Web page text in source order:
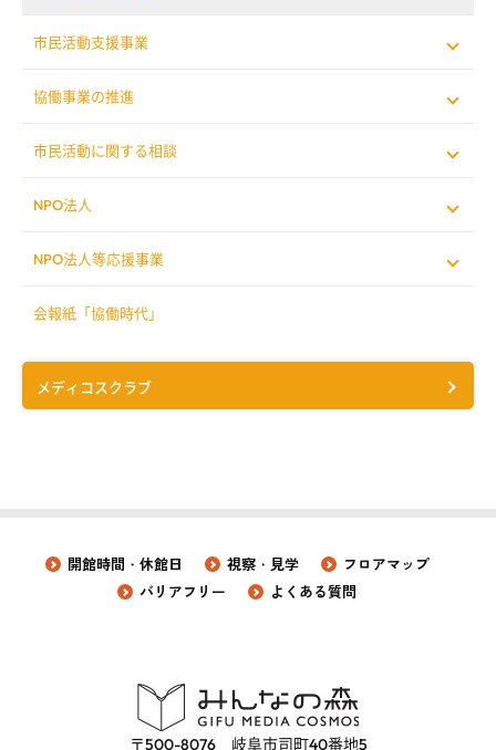
市民活動支援事業
協働事業の推進
市民活動に関する相談
NPO法人
NPO法人等応援事業
会報紙「協働時代」
メディコスクラブ
開館時間・休館日 視察・見学
フロアマップ
バリアフリー
よくある質問
〒500-8076 岐阜市司町40番地5